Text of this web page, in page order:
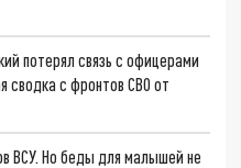
потерял связь с офицерами
сводка с фронтов СВО от
ВСУ. Но беды для малышей не